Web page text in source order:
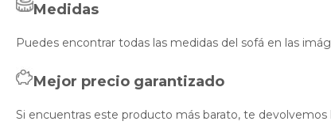
Medidas
Puedes encontrar todas las medidas del sofá en las
Mejor precio garantizado
Si encuentras este producto más barato, te devolvemos